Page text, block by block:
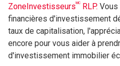
ZoneInvestisseursMC RLP. Vous
financières d'investissement
taux de capitalisation,
encore pour vous aider à
d'investissement immobilier